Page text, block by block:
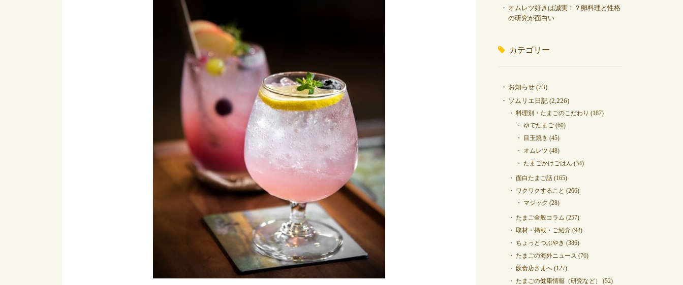
オムレツ好きは誠実！？卵料理と性格
の研究が面白い
カテゴリー
お知らせ (73)
ソムリエ日記 (2,226)
料理別・たまごのこだわり (187)
ゆでたまご (60)
目玉焼き (45)
オムレツ (48)
たまごかけごはん (34)
面白たまご話 (165)
ワクワクすること (266)
マジック (28)
たまご全般コラム (257)
取材・掲載・ご紹介 (92)
ちょっとつぶやき (386)
たまごの海外ニュース (76)
飲食店さまへ (127)
たまごの健康情報（研究など）
(52)